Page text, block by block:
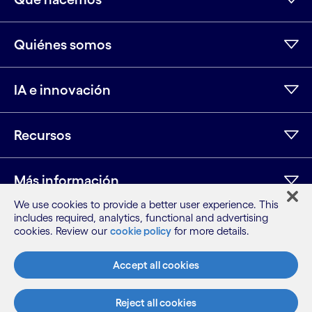
Quiénes somos
IA e innovación
Recursos
Más información
Instagram
Youtube
Mapa del sitio
Condiciones
Aviso de privacidad
Aviso de cookies
We use cookies to provide a better user experience. This
includes required, analytics, functional and advertising
cookies. Review our cookie policy for more details.
Accept all cookies
Reject all cookies